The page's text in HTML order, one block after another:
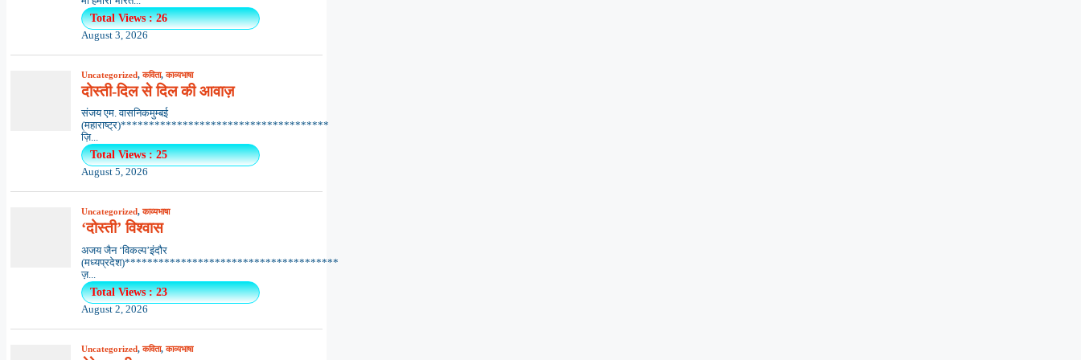
Total Views : 26
August 3, 2026
Uncategorized,कविता,काव्यभाषा
दोस्ती-दिल से दिल की आवाज़
संजय एम. वासनिकमुम्बई
(महाराष्ट्र)*************************************
ज़ि...
Total Views : 25
August 5, 2026
Uncategorized,काव्यभाषा
‘दोस्ती’ विश्वास
अजय जैन ‘विकल्प’इंदौर
(मध्यप्रदेश)**************************************
ज़...
Total Views : 23
August 2, 2026
Uncategorized,कविता,काव्यभाषा